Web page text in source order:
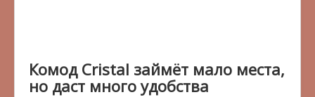
Комод Cristal займёт мало места,
но даст много удобства